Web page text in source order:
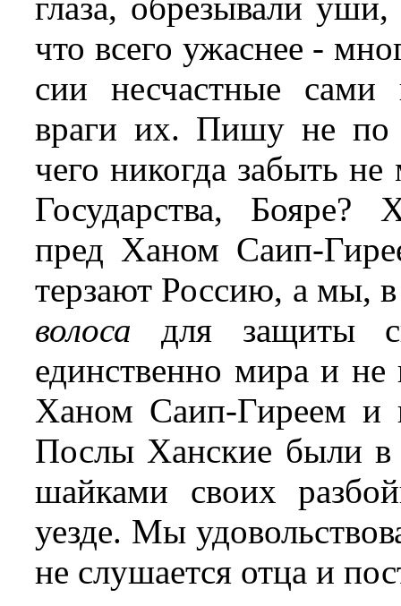
глаза, обрезывали
что всего ужаснее -
сии несчастные
враги их. Пишу не по
чего никогда забыть
Государства, Бояре?
пред Ханом Саип-
терзают Россию, а мы,
волоса для защиты
единственно мира и
Ханом Саип-Гиреем и
Послы Ханские были
шайками своих
уезде. Мы
не слушается отца и